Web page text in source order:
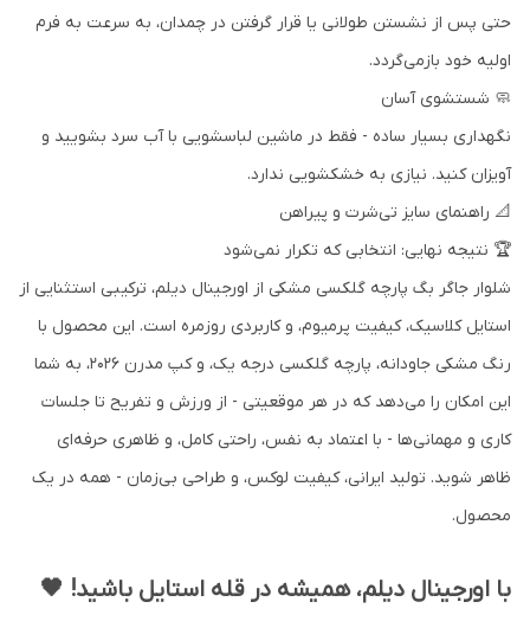
حتی پس از نشستن طولانی یا قرار گرفتن در چمدان، به سرعت به فرم
اولیه خود بازمی‌گردد.
🧼 شستشوی آسان
نگهداری بسیار ساده - فقط در ماشین لباسشویی با آب سرد بشویید و
آویزان کنید. نیازی به خشکشویی ندارد.
📐 راهنمای سایز تی‌شرت و پیراهن
🏆 نتیجه نهایی: انتخابی که تکرار نمی‌شود
شلوار جاگر بگ پارچه گلکسی مشکی از اورجینال دیلم، ترکیبی استثنایی از
استایل کلاسیک، کیفیت پرمیوم، و کاربردی روزمره است. این محصول با
رنگ مشکی جاودانه، پارچه گلکسی درجه یک، و کپ مدرن 2026، به شما
این امکان را می‌دهد که در هر موقعیتی - از ورزش و تفریح تا جلسات
کاری و مهمانی‌ها - با اعتماد به نفس، راحتی کامل، و ظاهری حرفه‌ای
ظاهر شوید. تولید ایرانی، کیفیت لوکس، و طراحی بی‌زمان - همه در یک
محصول.
با اورجینال دیلم، همیشه در قله استایل باشید! 🖤